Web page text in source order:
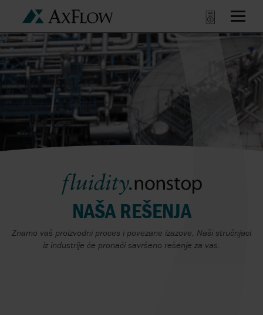
NAŠA REŠENJA
Znamo vaš proizvodni proces i povezane izazove. Naši stručnjaci
iz industrije će pronaći savršeno rešenje za vas.